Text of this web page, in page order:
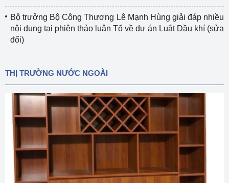
Bộ trưởng Bộ Công Thương Lê Mạnh Hùng giải đáp nhiều
nội dung tại phiên thảo luận Tổ về dự án Luật Dầu khí (sửa
đổi)
THỊ TRƯỜNG NƯỚC NGOÀI